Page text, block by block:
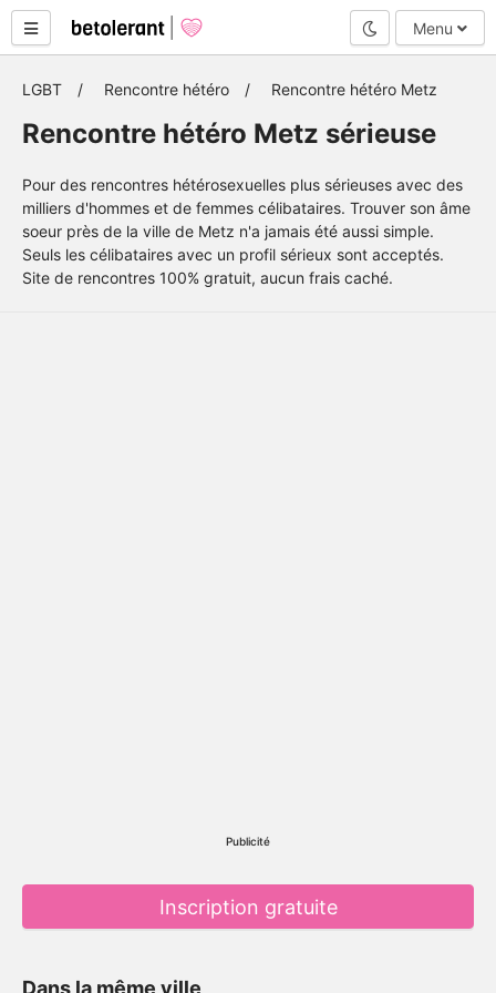
Mode nuit
Menu
LGBT Rencontre hétéro Rencontre hétéro Metz
Rencontre hétéro Metz sérieuse
Pour des rencontres hétérosexuelles plus sérieuses avec des
milliers d'hommes et de femmes célibataires. Trouver son âme
soeur près de la ville de Metz n'a jamais été aussi simple.
Seuls les célibataires avec un profil sérieux sont acceptés.
Site de rencontres 100% gratuit, aucun frais caché.
Publicité
Inscription gratuite
Dans la même ville